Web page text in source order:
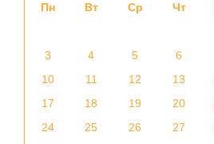
Пн Вт Ср Чт
3
4 5 6
10
11 12 13
17
18 19 20
24
25 26 27